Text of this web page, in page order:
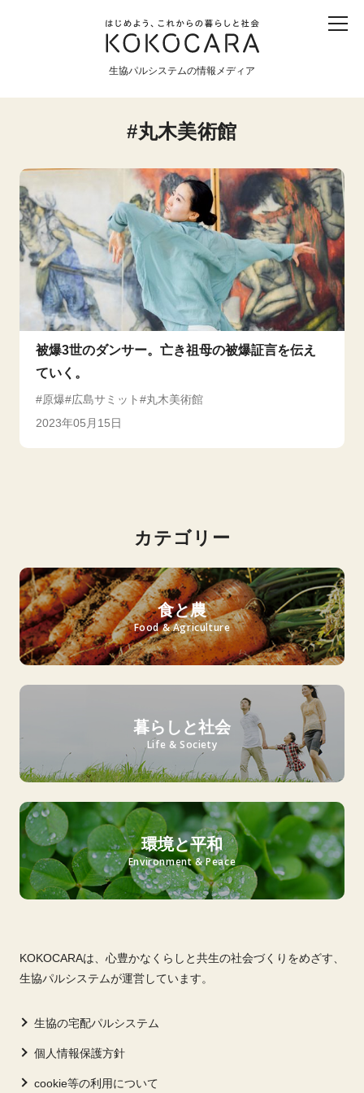
生協パルシステムの情報メディア
産直 食育 食べる 震災
環境と平和
生協の宅配パルシステム
丸木美術館
被爆3世のダンサー。亡き祖母の被爆証言を伝え
ていく。
原爆 広島サミット
丸木美術館
2023年05月15日
カテゴリー
食と農
Food & Agriculture
暮らしと社会
Life & Society
環境と平和
Environment & Peace
KOKOCARAは、心豊かなくらしと共生の社会づくりをめざす、
生協パルシステムが運営しています。
生協の宅配パルシステム
個人情報保護方針
cookie等の利用について